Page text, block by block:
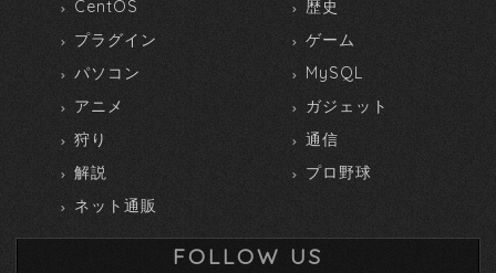
CentOS
歴史
プラグイン
ゲーム
パソコン
MySQL
アニメ
ガジェット
狩り
通信
解説
プロ野球
ネット通販
FOLLOW US